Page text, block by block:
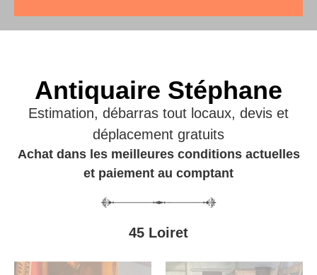
Antiquaire Stéphane
Estimation, débarras tout locaux, devis et
déplacement gratuits
Achat dans les meilleures conditions actuelles
et paiement au comptant
45 Loiret